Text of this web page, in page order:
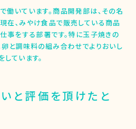
働いています。商品開発部は、その名
在、みやけ食品で販売している商品
事をする部署です。特に玉子焼きの
卵と調味料の組み合わせでよりおいし
ています。
と評価を頂けたと